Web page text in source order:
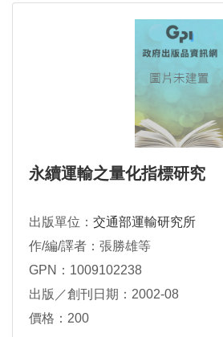
永續運輸之量化指標研究
出版單位： 交通部運輸研究所
作/編/譯者：張勝雄等
GPN：1009102238
出版／創刊日期：2002-08
價格：200